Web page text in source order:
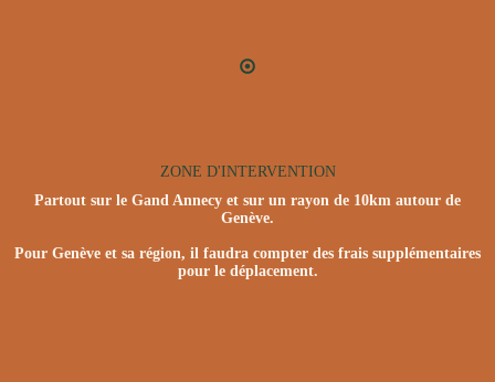
ZONE D'INTERVENTION
Partout sur le Gand Annecy et sur un rayon de 10km autour de
Genève.
Pour Genève et sa région, il faudra compter des frais supplémentaires
pour le déplacement.